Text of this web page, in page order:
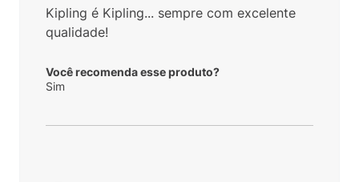
Kipling é Kipling... sempre com excelente
qualidade!
Você recomenda esse produto?
Sim